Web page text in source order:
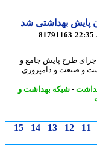
بهداشتی شد
81791163
طرح پایش جامع و
و دامپروری
-شبکه بهداشت و
12
13
14
15